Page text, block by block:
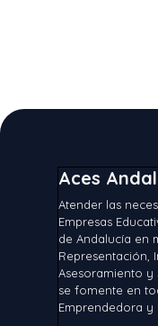
Aces
Atender las
Empresas
de Andalucía en
Representación,
Asesoramiento
se fomente en
Emprendedora